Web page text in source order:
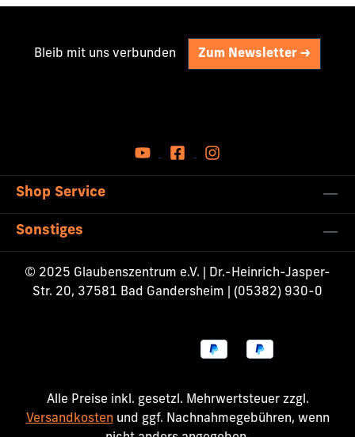
Bleib mit uns verbunden Zum Newsletter ->
Shop Service
Sonstiges
© 2025 Glaubenszentrum e.V. | Dr.-Heinrich-Jasper-
Str. 20, 37581 Bad Gandersheim | (05382) 930-0
Alle Preise inkl. gesetzl. Mehrwertsteuer zzgl.
Versandkosten und ggf. Nachnahmegebühren, wenn